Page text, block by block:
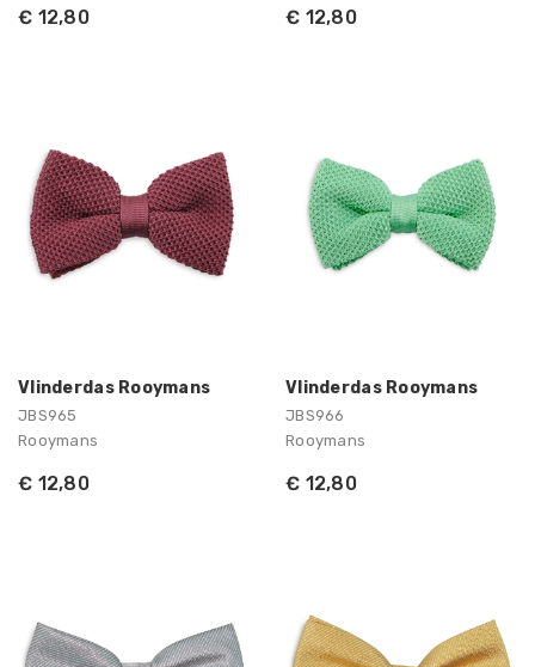
€ 12,80 € 12,80
Vlinderdas Rooymans
JBS965
Rooymans
€ 12,80
Vlinderdas Rooymans
JBS966
Rooymans
€ 12,80